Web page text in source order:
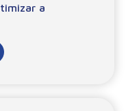
a